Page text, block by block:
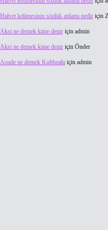
Halvet kelimesinin sözlük anlamı nediriçin
Aksi ne demek kime deniriçin admin
Aksi ne demek kime deniriçin Önder
Asude ne demek Kubbealtıiçin admin